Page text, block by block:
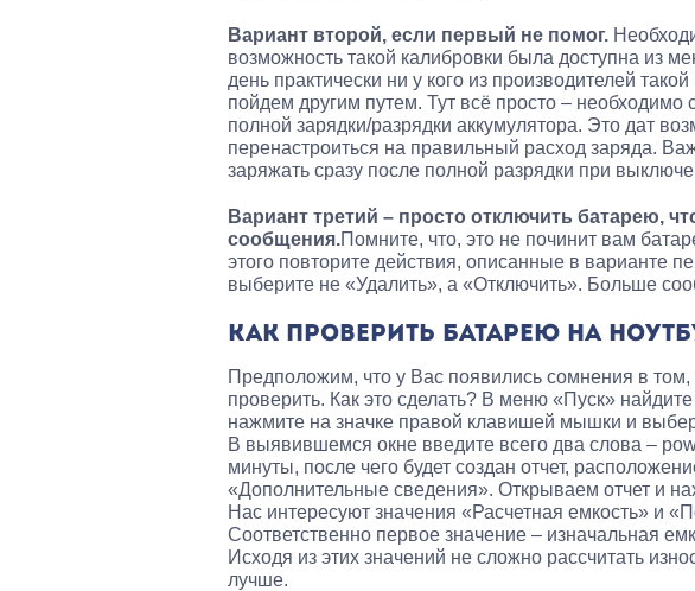
Вариант второй, если первый не помог.
возможность такой калибровки была доступна из
день практически ни у кого из производителей
пойдем другим путем. Тут всё просто – необходимо
полной зарядки/разрядки аккумулятора. Это дат
перенастроиться на правильный расход заряда.
заряжать сразу после полной разрядки при
Вариант третий – просто отключить батарею,
сообщения.Помните, что, это не починит вам
этого повторите действия, описанные в варианте
выберите не «Удалить», а «Отключить». Больше
КАК ПРОВЕРИТЬ БАТАРЕЮ НА
Предположим, что у Вас появились сомнения в
проверить. Как это сделать? В меню «Пуск»
нажмите на значке правой клавишей мышки и
В выявившемся окне введите всего два слова –
минуты, после чего будет создан отчет,
«Дополнительные сведения». Открываем отчет и
Нас интересуют значения «Расчетная емкость» и
Соответственно первое значение – изначальная
Исходя из этих значений не сложно рассчитать
лучше.